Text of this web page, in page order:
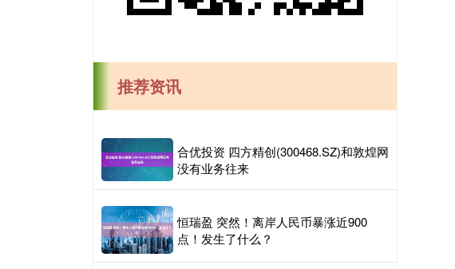
推荐资讯
合优投资 四方精创(300468.SZ)和敦煌网
没有业务往来
恒瑞盈 突然！离岸人民币暴涨近900
点！发生了什么？